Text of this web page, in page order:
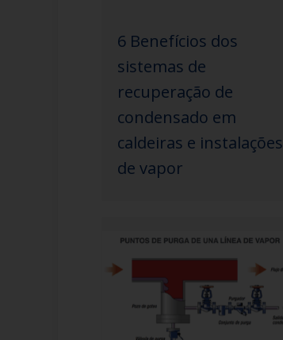
6 Benefícios dos
sistemas de
recuperação de
condensado em
caldeiras e instalações
de vapor